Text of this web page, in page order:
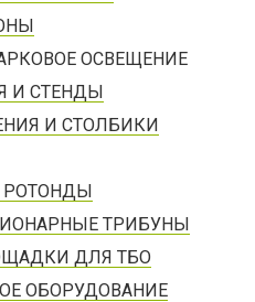
ОСВЕЩЕНИЕ
И СТЕНДЫ
И СТОЛБИКИ
РОТОНДЫ
ТРИБУНЫ
ДЛЯ ТБО
ОБОРУДОВАНИЕ